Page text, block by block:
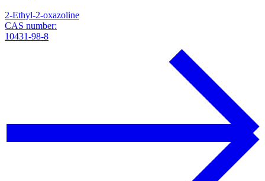
2-Ethyl-2-oxazoline
CAS number:
10431-98-8